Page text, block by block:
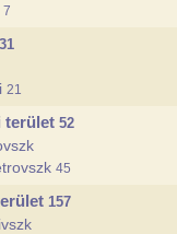
7
31
21
terület 52
45
157